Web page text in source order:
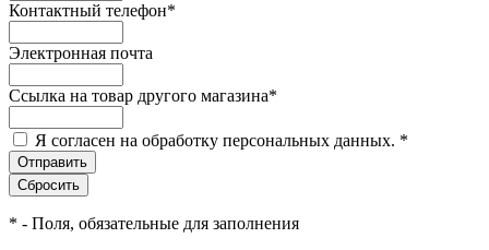
Контактный телефон*
Электронная почта
Ссылка на товар другого магазина*
Я согласен на обработку персональных данных. *
* - Поля, обязательные для заполнения